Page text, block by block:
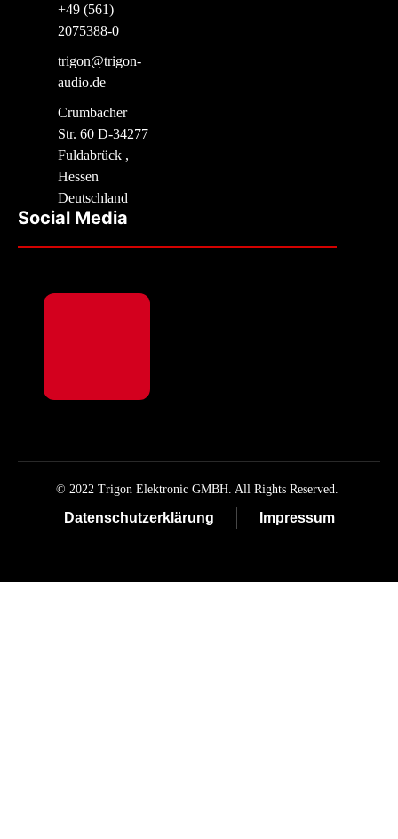
+49 (561)
2075388-0
trigon@trigon-
audio.de
Crumbacher
Str. 60 D-34277
Fuldabrück ,
Hessen
Deutschland
Social Media
© 2022 Trigon Elektronic GMBH. All Rights Reserved.
Datenschutzerklärung Impressum